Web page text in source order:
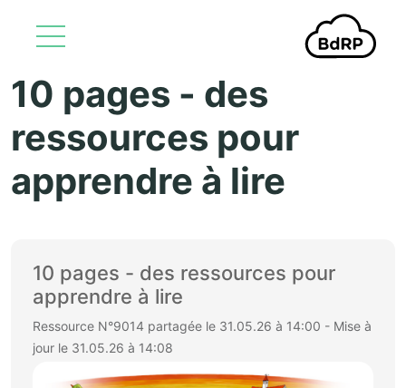
Aller au contenu principal
10 pages - des
ressources pour
apprendre à lire
10 pages - des ressources pour
apprendre à lire
Ressource N°9014 partagée le 31.05.26 à 14:00 - Mise à
jour le 31.05.26 à 14:08